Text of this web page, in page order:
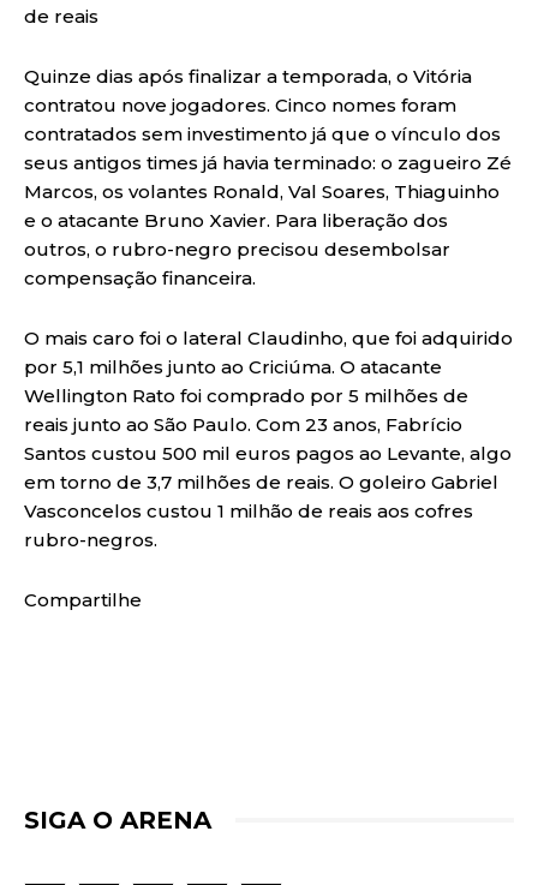
de reais
Quinze dias após finalizar a temporada, o Vitória
contratou nove jogadores. Cinco nomes foram
contratados sem investimento já que o vínculo dos
seus antigos times já havia terminado: o zagueiro Zé
Marcos, os volantes Ronald, Val Soares, Thiaguinho
e o atacante Bruno Xavier. Para liberação dos
outros, o rubro-negro precisou desembolsar
compensação financeira.
O mais caro foi o lateral Claudinho, que foi adquirido
por 5,1 milhões junto ao Criciúma. O atacante
Wellington Rato foi comprado por 5 milhões de
reais junto ao São Paulo. Com 23 anos, Fabrício
Santos custou 500 mil euros pagos ao Levante, algo
em torno de 3,7 milhões de reais. O goleiro Gabriel
Vasconcelos custou 1 milhão de reais aos cofres
rubro-negros.
Compartilhe
SIGA O ARENA